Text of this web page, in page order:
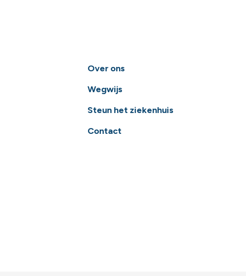
Over ons
Wegwijs
Steun het ziekenhuis
Contact